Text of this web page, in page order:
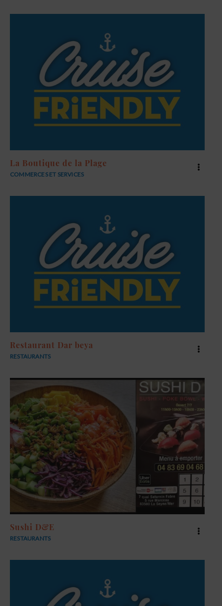
La Boutique de la Plage
COMMERCES ET SERVICES
Restaurant Dar beya
RESTAURANTS
Sushi D&E
RESTAURANTS